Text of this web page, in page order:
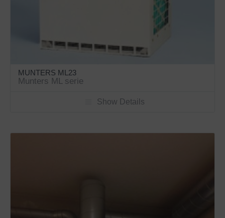
MUNTERS ML23
Munters ML serie
Show Details